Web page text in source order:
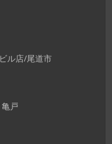
ル店/尾道市
戸